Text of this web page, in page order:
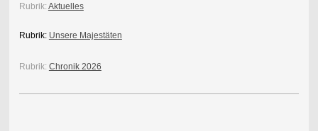
Rubrik: Aktuelles
Rubrik: Unsere Majestäten
Rubrik: Chronik 2026